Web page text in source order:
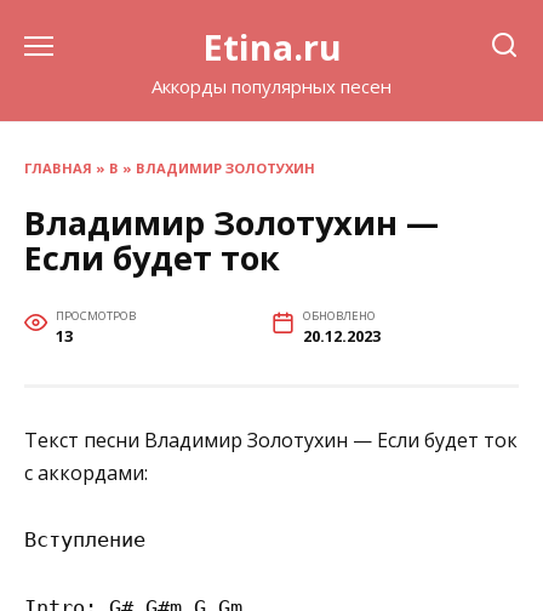
Etina.ru
Аккорды популярных песен
ГЛАВНАЯ » В » ВЛАДИМИР ЗОЛОТУХИН
Владимир Золотухин —
Если будет ток
ПРОСМОТРОВ
13
ОБНОВЛЕНО
20.12.2023
Текст песни Владимир Золотухин — Если будет ток
с аккордами:
Вступление